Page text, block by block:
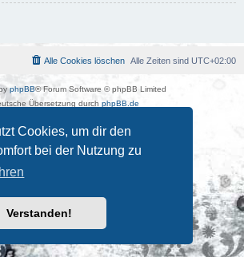
Cookies, um dir den
bei der Nutzung zu
Verstanden!
Alle Zeiten sind UTC+02:00
Alle Cookies löschen
phpBB® Forum Software © phpBB Limited
Übersetzung durch phpBB.de
Datenschutz| Nutzungsbedingungen